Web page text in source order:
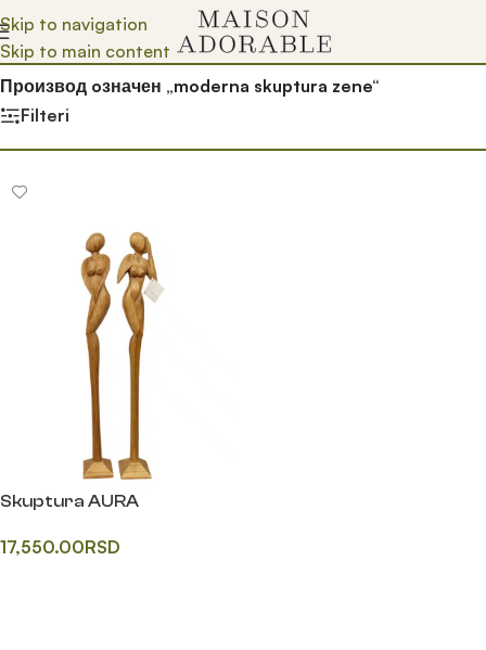
Skip to navigation
Skip to main content
Почетна/Prodavnica/
Производ oзначен „moderna skuptura zene“
Filteri
Skuptura AURA
17,550.00RSD